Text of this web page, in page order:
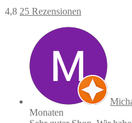
4,8 25 Rezensionen
Monaten